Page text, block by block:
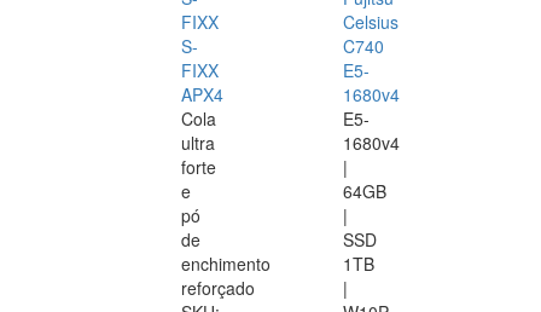
FIXX
S-
FIXX
APX4
Cola
ultra
forte
e
pó
de
enchimento
reforçado
Celsius
C740
E5-
1680v4
E5-
1680v4
|
64GB
|
SSD
1TB
|